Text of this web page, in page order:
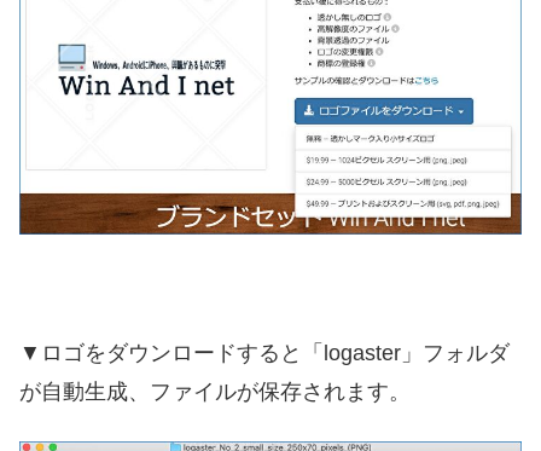
▼ロゴをダウンロードすると「logaster」フォルダ
が自動生成、ファイルが保存されます。